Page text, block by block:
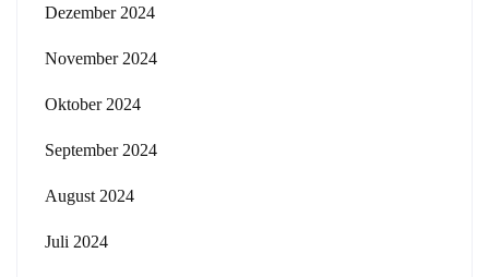
Dezember 2024
November 2024
Oktober 2024
September 2024
August 2024
Juli 2024